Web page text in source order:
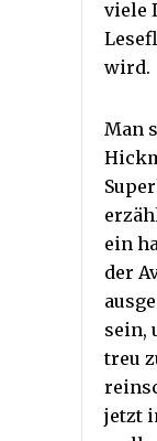
viele
wird.
Man
ein
der
sein,
treu
jetzt